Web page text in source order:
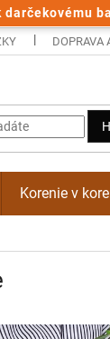
darčekovému
DOPRAVA
Korenie v